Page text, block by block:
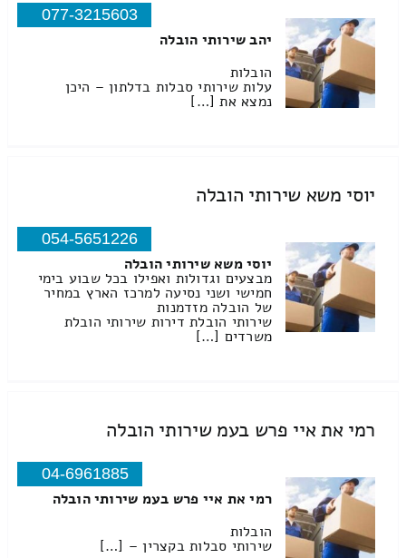
077-3215603
יהב שירותי הובלה
הובלות
עלות שירותי סבלות בדלתון – היכן
נמצא את […]
יוסי משא שירותי הובלה
054-5651226
יוסי משא שירותי הובלה
מבצעים וגדולות ואפילו בכל שבוע בימי
חמישי ושני נסיעה למרכז הארץ במחיר
של הובלה מזדמנות
שירותי הובלת דירות שירותי הובלת
משרדים […]
רמי את איי פרש בעמ שירותי הובלה
04-6961885
רמי את איי פרש בעמ שירותי הובלה
הובלות
שירותי סבלות בקצרין – […]